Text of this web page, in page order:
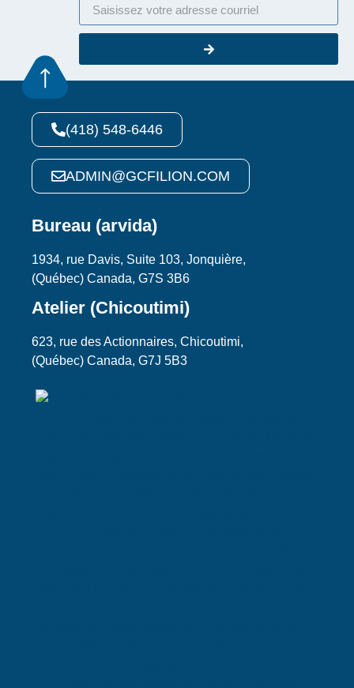
(418) 548-6446
ADMIN@GCFILION.COM
Bureau (arvida)
1934, rue Davis, Suite 103, Jonquière,
(Québec) Canada, G7S 3B6
Atelier (Chicoutimi)
623, rue des Actionnaires, Chicoutimi,
(Québec) Canada, G7J 5B3